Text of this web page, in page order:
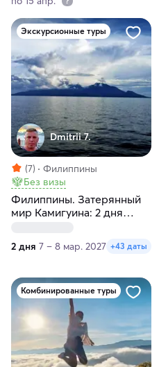
Экскурсионные туры
Dmitrii 7.
(7)
Филиппины
Без визы
Филиппины. Затерянный
мир Камигуина: 2 дня
2 дня 7 – 8 мар. 2027 +43 даты
Комбинированные туры